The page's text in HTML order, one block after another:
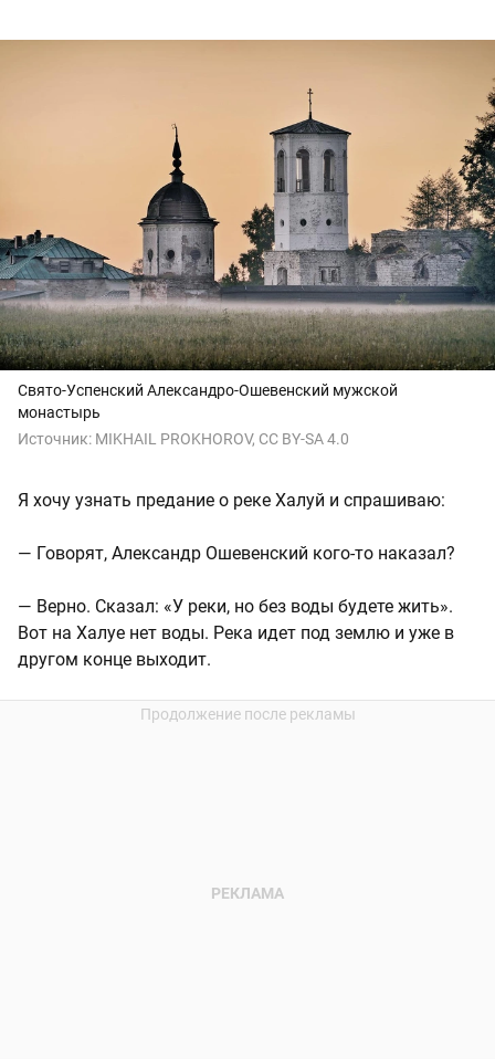
Свято-Успенский Александро-Ошевенский мужской
монастырь
Источник: MIKHAIL PROKHOROV, CC BY-SA 4.0
Я хочу узнать предание о реке Халуй и спрашиваю:
— Говорят, Александр Ошевенский кого-то наказал?
— Верно. Сказал: «У реки, но без воды будете жить».
Вот на Халуе нет воды. Река идет под землю и уже в
другом конце выходит.